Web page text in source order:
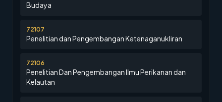
Budaya
72107
Penelitian dan Pengembangan Ketenaganukliran
72106
Penelitian Dan Pengembangan Ilmu Perikanan dan
Kelautan